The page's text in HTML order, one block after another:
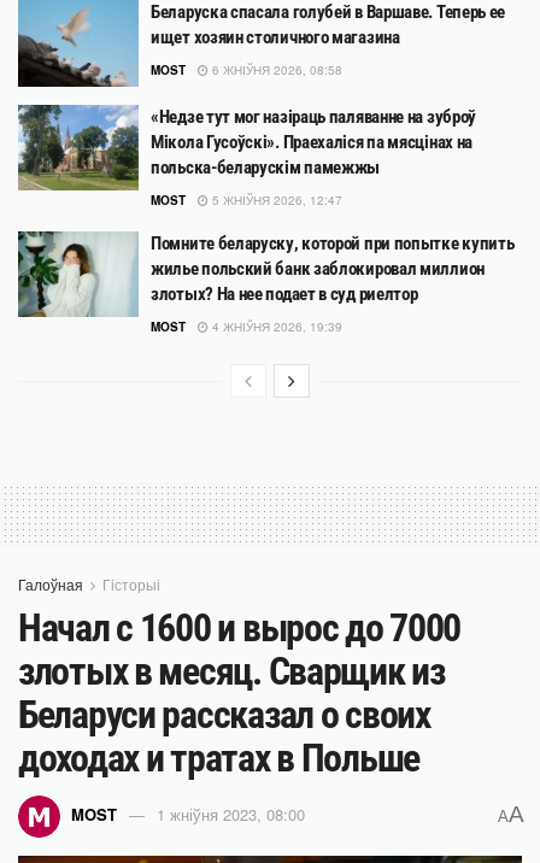
Беларуска спасала голубей в Варшаве. Теперь ее
ищет хозяин столичного магазина
MOST 6 ЖНІЎНЯ 2026, 08:58
«Недзе тут мог назіраць паляванне на зуброў
Мікола Гусоўскі». Праехаліся па мясцінах на
польска-беларускім памежжы
MOST 5 ЖНІЎНЯ 2026, 12:47
Помните беларуску, которой при попытке купить
жилье польский банк заблокировал миллион
злотых? На нее подает в суд риелтор
MOST 4 ЖНІЎНЯ 2026, 19:39
Галоўная Гісторыі
Начал с 1600 и вырос до 7000
злотых в месяц. Сварщик из
Беларуси рассказал о своих
доходах и тратах в Польше
MOST 1 жніўня 2023, 08:00 AA